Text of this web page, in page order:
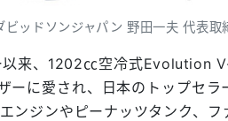
ビッドソンジャパン 野田一夫 代表取
来、1202㏄空冷式Evolution
ーに愛され、日本のトップセ
ンジンやピーナッツタンク、